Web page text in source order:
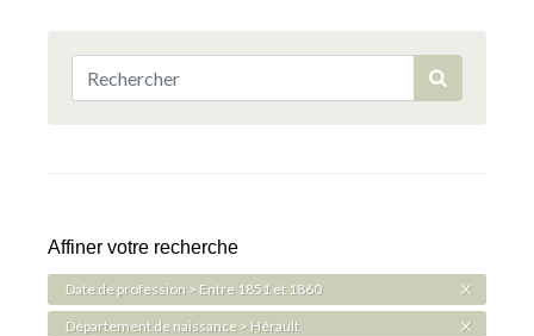
Affiner votre recherche
Date de profession > Entre 1851 et 1860
Département de naissance > Hérault